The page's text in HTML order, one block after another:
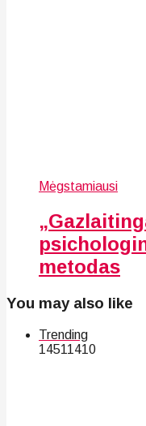
Mėgstamiausi
metodas
You may also like
Trending
14511410